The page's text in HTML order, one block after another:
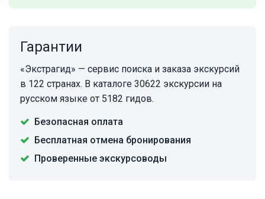
Гарантии
«Экстрагид» — сервис поиска и заказа экскурсий
в 122 странах. В каталоге 30622 экскурсии на
русском языке от 5182 гидов.
Безопасная оплата
Бесплатная отмена бронирования
Проверенные экскурсоводы